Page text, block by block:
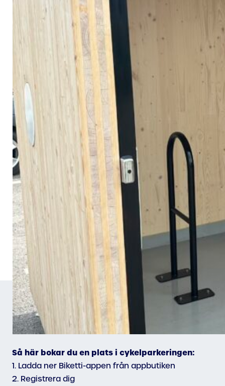
Så här bokar du en plats i cykelparkeringen:
1. Ladda ner Biketti-appen från appbutiken
2. Registrera dig